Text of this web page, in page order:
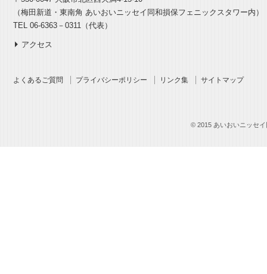
（梅田新道・東南角 あいおいニッセイ同和損保フェニックスタワー内）
TEL 06-6363－0311（代表）
アクセス
よくあるご質問 プライバシーポリシー リンク集 サイトマップ
© 2015 あいおいニッセ